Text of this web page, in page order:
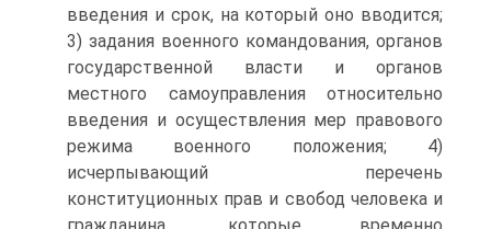
введения и срок, на который оно вводится;
3) задания военного командования, органов
государственной власти и органов
местного самоуправления относительно
введения и осуществления мер правового
режима военного положения; 4)
исчерпывающий перечень
конституционных прав и свобод человека и